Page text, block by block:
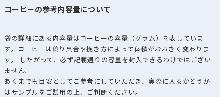
コーヒーの参考内容量について
袋の詳細にある内容量はコーヒーの容量（グラム）を表していま
す。コーヒーは煎り具合や挽き方によって体積がおおきく変わりま
す。 したがって、必ず記載通りの容量を封入できるわけではござい
ません。
あくまでも目安としてご参考にしていただき、実際に入るかどうか
はサンプルをご試用の上、ご判断ください。